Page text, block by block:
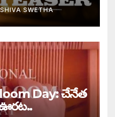
SHIVA SWETHA
Day: చేనేత